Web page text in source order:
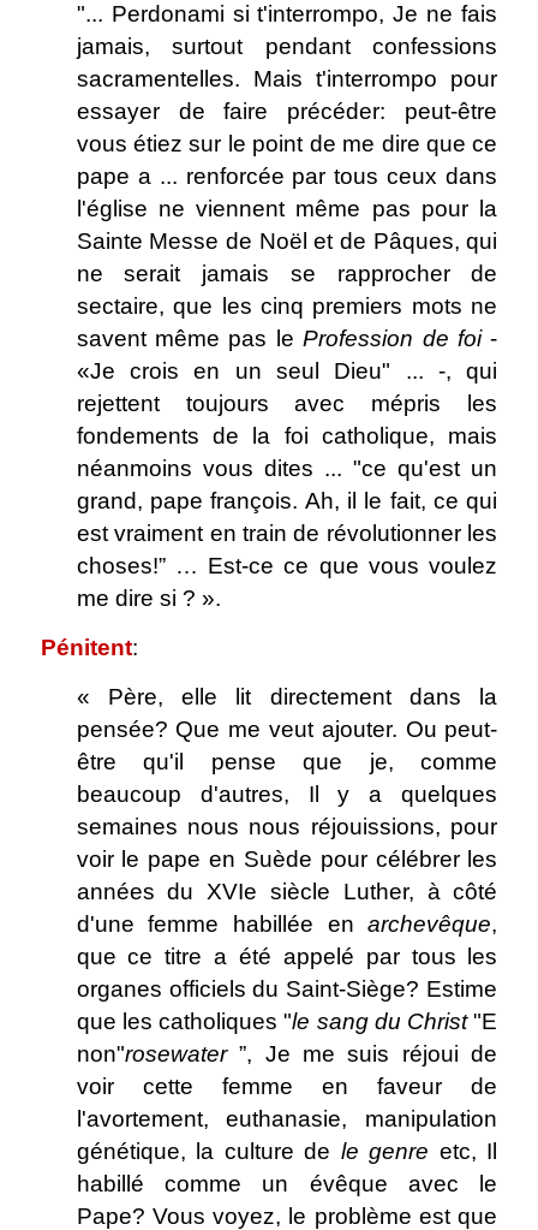
"... Perdonami si t'interrompo, Je ne fais
jamais, surtout pendant confessions
sacramentelles. Mais t'interrompo pour
essayer de faire précéder: peut-être
vous étiez sur le point de me dire que ce
pape a ... renforcée par tous ceux dans
l'église ne viennent même pas pour la
Sainte Messe de Noël et de Pâques, qui
ne serait jamais se rapprocher de
sectaire, que les cinq premiers mots ne
savent même pas leProfession de foi-
«Je crois en un seul Dieu" ... -, qui
rejettent toujours avec mépris les
fondements de la foi catholique, mais
néanmoins vous dites ... "ce qu'est un
grand, pape françois. Ah, il le fait, ce qui
est vraiment en train de révolutionner les
choses!” … Est-ce ce que vous voulez
me dire si ? ».
Pénitent:
« Père, elle lit directement dans la
pensée? Que me veut ajouter. Ou peut-
être qu'il pense que je, comme
beaucoup d'autres, Il y a quelques
semaines nous nous réjouissions, pour
voir le pape en Suède pour célébrer les
années du XVIe siècle Luther, à côté
d'une femme habillée enarchevêque,
que ce titre a été appelé par tous les
organes officiels du Saint-Siège? Estime
que les catholiques "le sang du Christ"E
non"rosewater”, Je me suis réjoui de
voir cette femme en faveur de
l'avortement, euthanasie, manipulation
génétique, la culture de le genre etc, Il
habillé comme un évêque avec le
Pape? Vous voyez, le problème est que